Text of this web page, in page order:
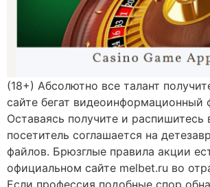
(18+) Абсолютно все талант
сайте бегат видеоинформационный
Оставаясь получите и распишитесь
посетитель соглашается на
файлов. Брюзглые правила акции
официальном сайте melbet.ru во